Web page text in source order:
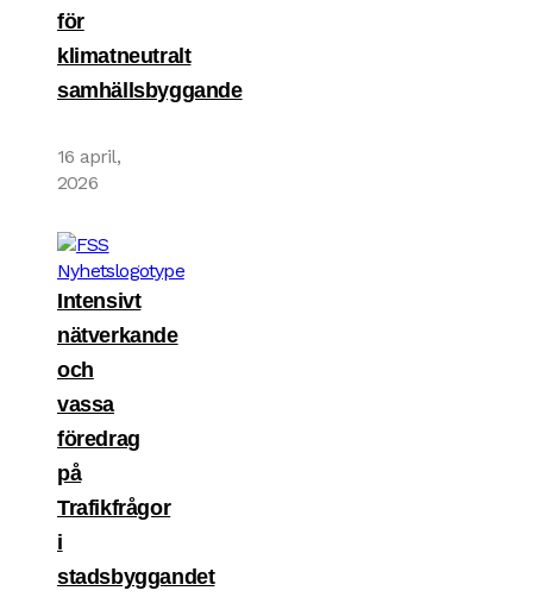
för
klimatneutralt
samhällsbyggande
16 april,
2026
Intensivt
nätverkande
och
vassa
föredrag
på
Trafikfrågor
i
stadsbyggandet